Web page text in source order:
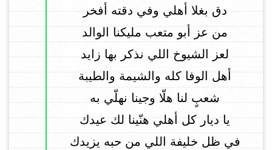
دق بغلا أهلي وفي دقته أفخر
من عز أبو متعب مليكنا الوالد
لعز الشيوخ اللي نذكر بها زايد
أهل الوفا كله والشيمة والطيبة
شعبٍ لنا هلّا وجينا نهلّي به
يا ديار كل أهلي هنّينا لك عيدك
في ظل خليفة اللي من حبه يزيدك